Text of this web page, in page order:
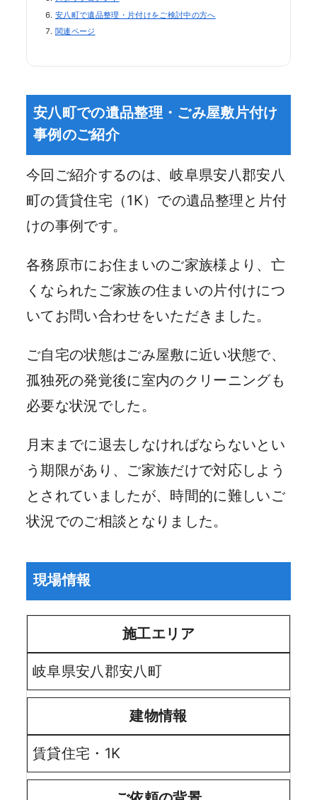
安八町で遺品整理・片付けをご検討中の方へ
関連ページ
安八町での遺品整理・ごみ屋敷片付け
事例のご紹介
今回ご紹介するのは、岐阜県安八郡安八
町の賃貸住宅（1K）での遺品整理と片付
けの事例です。
各務原市にお住まいのご家族様より、亡
くなられたご家族の住まいの片付けにつ
いてお問い合わせをいただきました。
ご自宅の状態はごみ屋敷に近い状態で、
孤独死の発覚後に室内のクリーニングも
必要な状況でした。
月末までに退去しなければならないとい
う期限があり、ご家族だけで対応しよう
とされていましたが、時間的に難しいご
状況でのご相談となりました。
現場情報
施工エリア
岐阜県安八郡安八町
建物情報
賃貸住宅・1K